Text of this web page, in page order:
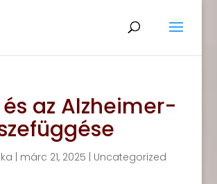
és az Alzheimer-
márc 21, 2025 Uncategorized